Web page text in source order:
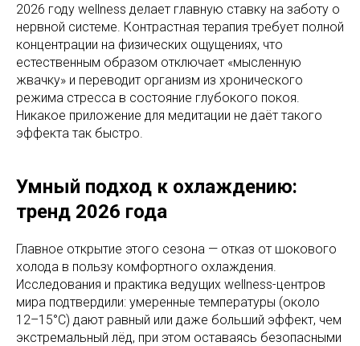
2026 году wellness делает главную ставку на заботу о
нервной системе. Контрастная терапия требует полной
концентрации на физических ощущениях, что
естественным образом отключает «мысленную
жвачку» и переводит организм из хронического
режима стресса в состояние глубокого покоя.
Никакое приложение для медитации не даёт такого
эффекта так быстро.
Умный подход к охлаждению:
тренд 2026 года
Главное открытие этого сезона — отказ от шокового
холода в пользу комфортного охлаждения.
Исследования и практика ведущих wellness-центров
мира подтвердили: умеренные температуры (около
12–15°C) дают равный или даже больший эффект, чем
экстремальный лёд, при этом оставаясь безопасными